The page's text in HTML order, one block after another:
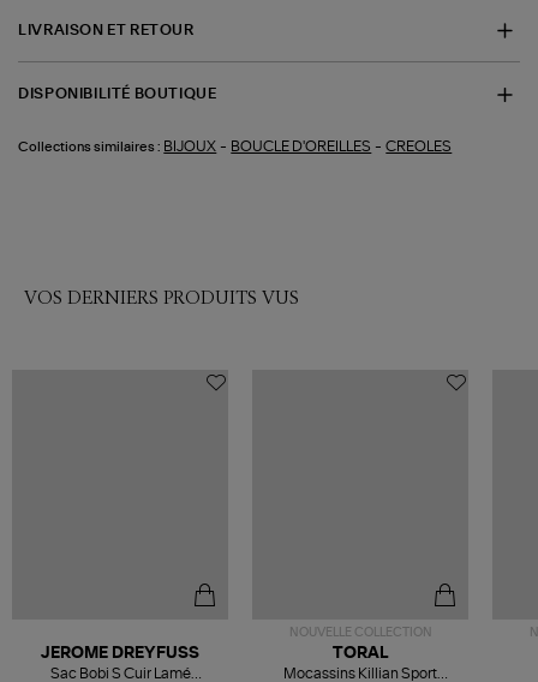
LIVRAISON ET RETOUR
DISPONIBILITÉ BOUTIQUE
Collections similaires : BIJOUX - BOUCLE D'OREILLES -CREOLES
VOS DERNIERS PRODUITS VUS
JEROME DREYFUSS
Sac Bobi S Cuir Lamé
NOUVELLE COLLECTION
TORAL
Mocassins Killian Sport